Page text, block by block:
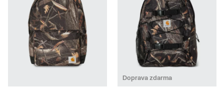
Doprava zdarma